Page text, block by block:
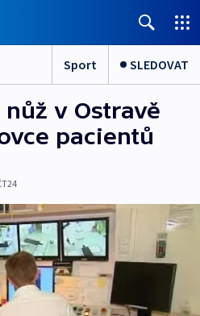
Sport SLEDOVAT
v Ostravě
pacientů